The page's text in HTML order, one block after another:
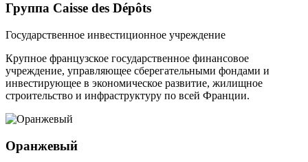
Группа Caisse des Dépôts
Государственное инвестиционное учреждение
Крупное французское государственное финансовое
учреждение, управляющее сберегательными фондами и
инвестирующее в экономическое развитие, жилищное
строительство и инфраструктуру по всей Франции.
Оранжевый